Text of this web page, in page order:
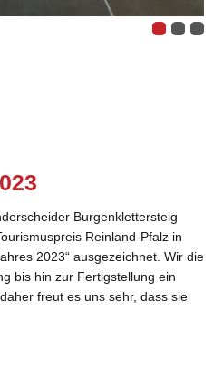
Bur­gen­klet­ter­steig
Rein­land-Pfalz in
2023“ aus­ge­zeich­net. Wir die
bis hin zur Fer­tig­stel­lung ein
freut es uns sehr, dass sie